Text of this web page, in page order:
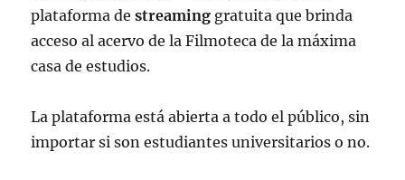
plataforma destreaming gratuita que brinda
acceso al acervo de la Filmoteca de la máxima
casa de estudios.
La plataforma está abierta a todo el público, sin
importar si son estudiantes universitarios o no.